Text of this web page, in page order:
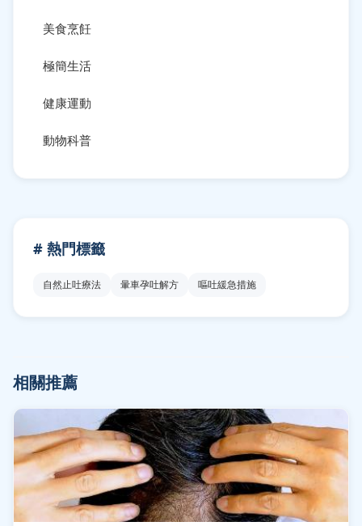
美食烹飪
極簡生活
健康運動
動物科普
# 熱門標籤
自然止吐療法 暈車孕吐解方 嘔吐緩急措施
相關推薦